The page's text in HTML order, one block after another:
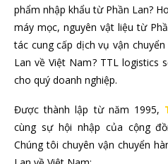
phẩm nhập khẩu từ Phần Lan?
máy mọc, nguyên vật liệu từ
tác cung cấp dịch vụ vận
Lan về Việt Nam? TTL logistics
cho quý doanh nghiệp.
Được thành lập từ năm 1995,
cùng sự hội nhập của cộng
Chúng tôi chuyên vận chuyển